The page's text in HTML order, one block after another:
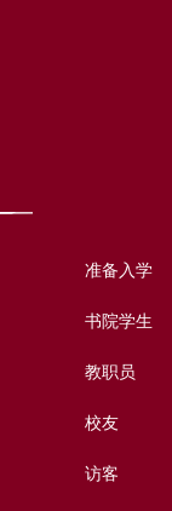
准备入学
书院学生
教职员
校友
访客